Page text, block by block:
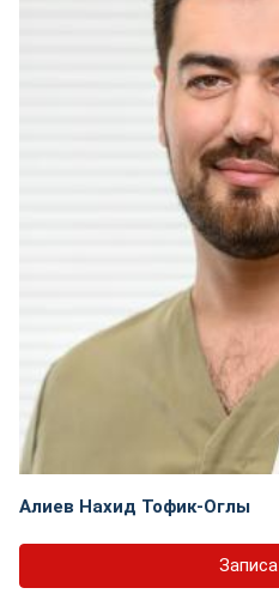
Алиев Нахид Тофик-Оглы